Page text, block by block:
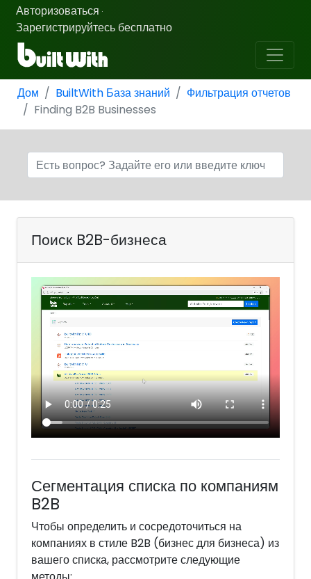
Авторизоваться ·
Зарегистрируйтесь бесплатно
Дом BuiltWith База знаний
Фильтрация отчетов
Finding B2B Businesses
Поиск B2B-бизнеса
Сегментация списка по компаниям
B2B
Чтобы определить и сосредоточиться на
компаниях в стиле B2B (бизнес для бизнеса) из
вашего списка, рассмотрите следующие